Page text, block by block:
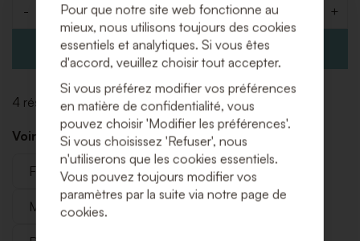
Quantité
- + Quantité
- +
4 résultats
Voir aussi les catégories ci-dessous :
Fournitures pour buffet
Matériel de maintien en température
Pour que notre site web fonctionne au
mieux, nous utilisons toujours des cookies
essentiels et analytiques. Si vous êtes
d'accord, veuillez choisir tout accepter.
Si vous préférez modifier vos préférences
en matière de confidentialité, vous
pouvez choisir 'Modifier les préférences'.
Si vous choisissez 'Refuser', nous
n'utiliserons que les cookies essentiels.
Vous pouvez toujours modifier vos
paramètres par la suite via notre page de
cookies.